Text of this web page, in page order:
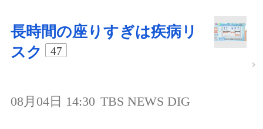
長時間の座りすぎは疾病リ
スク
47
08月04日 14:30 TBS NEWS DIG